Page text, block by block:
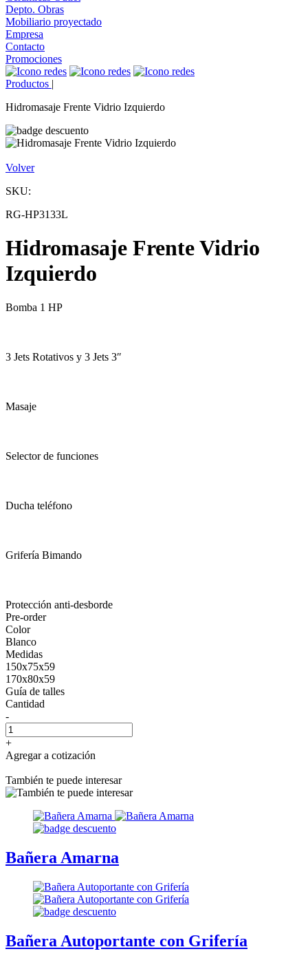
Depto. Obras
Mobiliario proyectado
Empresa
Contacto
Promociones
Productos |
Hidromasaje Frente Vidrio Izquierdo
Volver
SKU:
RG-HP3133L
Hidromasaje Frente Vidrio
Izquierdo
Bomba 1 HP
3 Jets Rotativos y 3 Jets 3″
Masaje
Selector de funciones
Ducha teléfono
Grifería Bimando
Protección anti-desborde
Pre-order
Color
Blanco
Medidas
150x75x59
170x80x59
Guía de talles
Cantidad
-
+
Agregar a cotización
También te puede interesar
Bañera Amarna
Bañera Autoportante con Grifería